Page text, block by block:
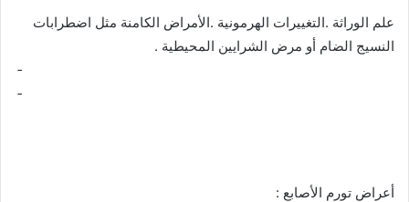
علم الوراثة .التغييرات الهرمونية .الأمراض الكامنة مثل اضطرابات
النسيج الضام أو مرض الشرايين المحيطية .
أعراض تورم الأصابع :